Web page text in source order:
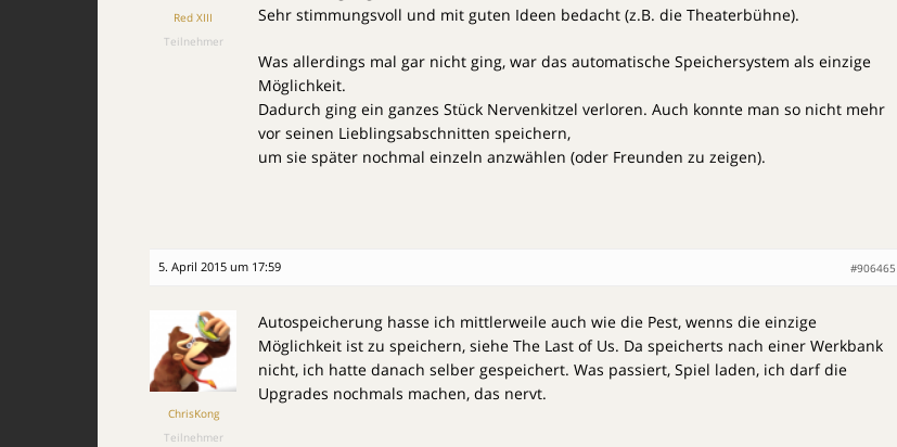
Red XIII
Teilnehmer
Sehr stimmungsvoll und mit guten Ideen bedacht (z.B. die Theaterbühne).
Was allerdings mal gar nicht ging, war das automatische Speichersystem als einzige
Möglichkeit.
Dadurch ging ein ganzes Stück Nervenkitzel verloren. Auch konnte man so nicht mehr
vor seinen Lieblingsabschnitten speichern,
um sie später nochmal einzeln anzwählen (oder Freunden zu zeigen).
5. April 2015 um 17:59 #906465
ChrisKong
Teilnehmer
Autospeicherung hasse ich mittlerweile auch wie die Pest, wenns die einzige
Möglichkeit ist zu speichern, siehe The Last of Us. Da speicherts nach einer Werkbank
nicht, ich hatte danach selber gespeichert. Was passiert, Spiel laden, ich darf die
Upgrades nochmals machen, das nervt.